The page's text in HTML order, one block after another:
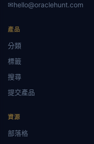
✉hello@oraclehunt.com
產品
分類
標籤
搜尋
提交產品
資源
部落格